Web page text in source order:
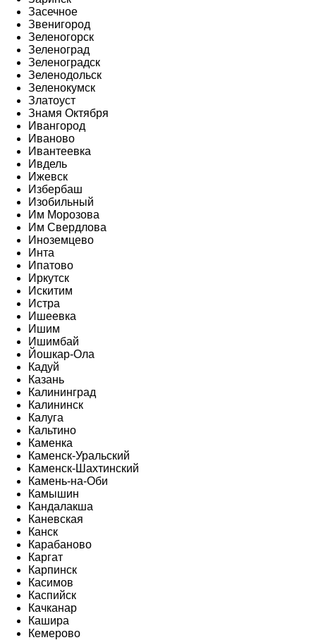
Засечное
Звенигород
Зеленогорск
Зеленоград
Зеленоградск
Зеленодольск
Зеленокумск
Златоуст
Знамя Октября
Ивангород
Иваново
Ивантеевка
Ивдель
Ижевск
Избербаш
Изобильный
Им Морозова
Им Свердлова
Иноземцево
Инта
Ипатово
Иркутск
Искитим
Истра
Ишеевка
Ишим
Ишимбай
Йошкар-Ола
Кадуй
Казань
Калининград
Калининск
Калуга
Кальтино
Каменка
Каменск-Уральский
Каменск-Шахтинский
Камень-на-Оби
Камышин
Кандалакша
Каневская
Канск
Карабаново
Каргат
Карпинск
Касимов
Каспийск
Качканар
Кашира
Кемерово